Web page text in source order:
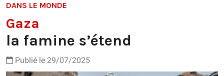
DANS LE MONDE
Gaza
la famine s’étend
Publié le 29/07/2025